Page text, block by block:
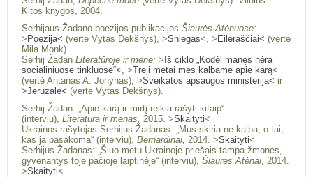
Kitos knygos, 2004.
Serhijaus Žadano poezijos publikacijos Šiaurės Atėnuose:
>Poezija< (vertė Vytas Dekšnys), >Sniegas<, >Eilėraščiai< (vertė
Mila Monk).
Serhij ŽadanLiteratūroje ir mene: >Iš ciklo „Kodėl manęs nėra
socialiniuose tinkluose“< , >Treji metai mes kalbame apie karą<
(vertė Antanas A. Jonynas), >Sveikatos apsaugos ministerija< ir
>Jeruzalė< (vertė Vytas Dekšnys).
Serhij Žadan: „Apie karą ir mirtį reikia rašyti kitaip“
(interviu),Literatūra ir menas, 2015. >Skaityti<
Ukrainos rašytojas Serhijus Žadanas: „Mus skiria ne kalba, o tai,
kas ja pasakoma“ (interviu),Bernardinai, 2014. >Skaityti<
Serhijus Žadanas: „Šiuo metu Ukrainoje priešais tampa žmonės,
gyvenantys toje pačioje laiptinėje“ (interviu),Šiaurės Atėnai , 2014.
>Skaityti<